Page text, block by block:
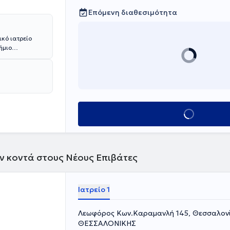
ιατρείο
και
και
παραμένει
Επόμενη διαθεσιμότητα
Κλείσε ραντεβού
κοντά στους Νέους Επιβάτες
Ιατρείο 1
Λεωφόρος Κων.Καραμανλή 145,
ΘΕΣΣΑΛΟΝΙΚΗΣ